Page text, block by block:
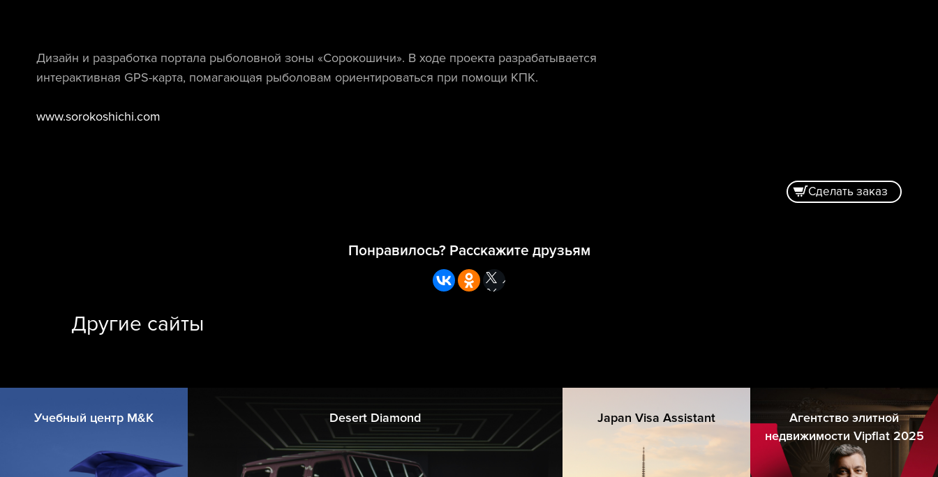
Дизайн и разработка портала рыболовной зоны «Сорокошичи». В ходе проекта разрабатывается
интерактивная GPS-карта, помагающая рыболовам ориентироваться при помощи КПК.
www.sorokoshichi.com
Сделать заказ
Понравилось? Расскажите друзьям
Другие сайты
Учебный центр M&K Desert Diamond Japan Visa Assistant
Агентство элитной
недвижимости Vipflat 2025